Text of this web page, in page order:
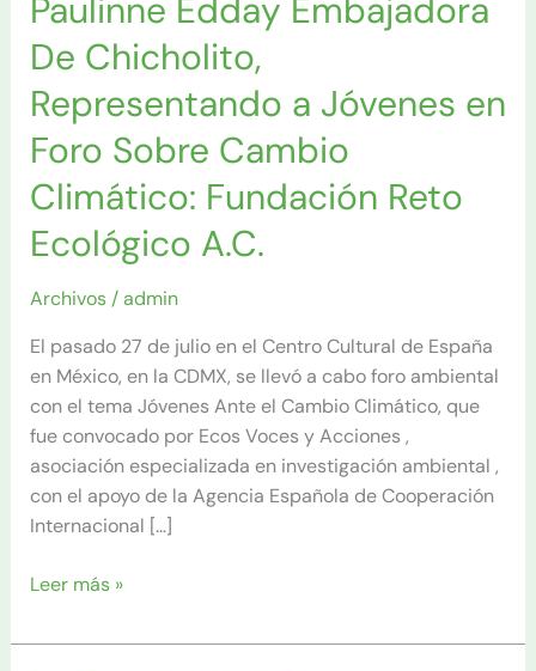
Paulinne Edday Embajadora
De Chicholito,
Representando a Jóvenes en
Foro Sobre Cambio
Climático: Fundación Reto
Ecológico A.C.
Archivos/admin
El pasado 27 de julio en el Centro Cultural de España
en México, en la CDMX, se llevó a cabo foro ambiental
con el tema Jóvenes Ante el Cambio Climático, que
fue convocado por Ecos Voces y Acciones ,
asociación especializada en investigación ambiental ,
con el apoyo de la Agencia Española de Cooperación
Internacional […]
Sobre
Cambio
Climático:
Fundación
Reto
Ecológico
A.C.
Leer más »